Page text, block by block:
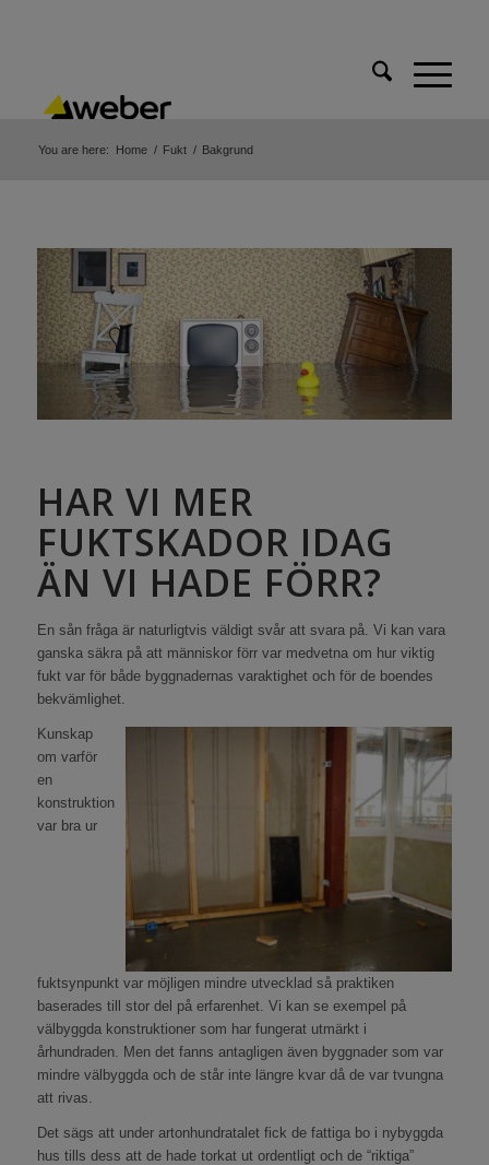
You are here: Home / Fukt / Bakgrund
HAR VI MER
FUKTSKADOR IDAG
ÄN VI HADE FÖRR?
En sån fråga är naturligtvis väldigt svår att svara på. Vi kan vara
ganska säkra på att människor förr var medvetna om hur viktig
fukt var för både byggnadernas varaktighet och för de boendes
bekvämlighet.
Kunskap
om varför
en
konstruktion
var bra ur
fuktsynpunkt var möjligen mindre utvecklad så praktiken
baserades till stor del på erfarenhet. Vi kan se exempel på
välbyggda konstruktioner som har fungerat utmärkt i
århundraden. Men det fanns antagligen även byggnader som var
mindre välbyggda och de står inte längre kvar då de var tvungna
att rivas.
Det sägs att under artonhundratalet fick de fattiga bo i nybyggda
hus tills dess att de hade torkat ut ordentligt och de “riktiga”